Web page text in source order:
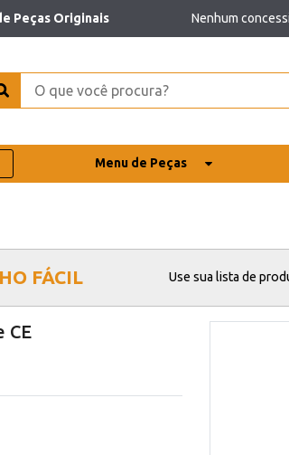
Peças Originais Nenhum
Menu de Peças
FÁCIL Use sua lista de
CE